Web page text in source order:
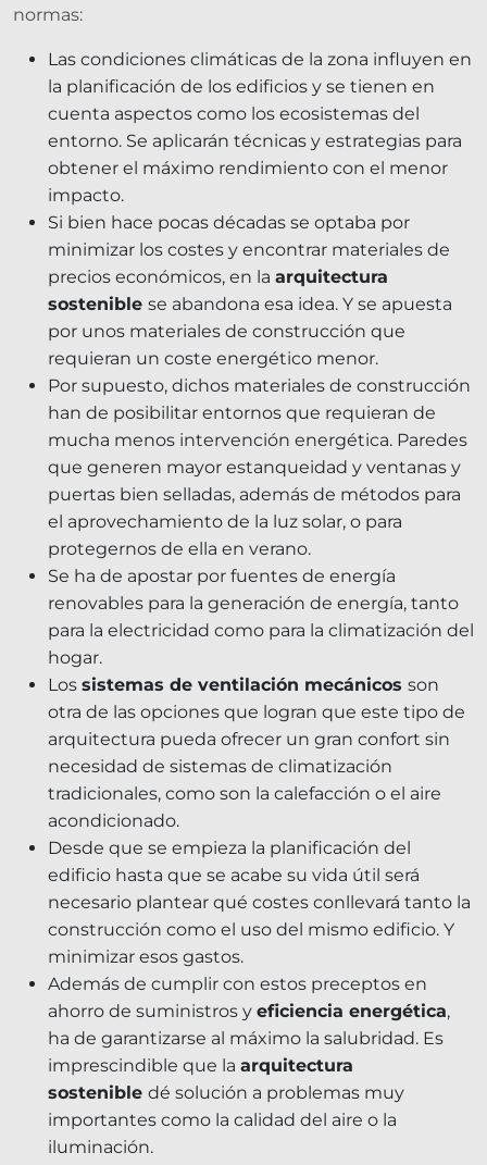
normas:
Las condiciones climáticas de la zona influyen en
la planificación de los edificios y se tienen en
cuenta aspectos como los ecosistemas del
entorno. Se aplicarán técnicas y estrategias para
obtener el máximo rendimiento con el menor
impacto.
Si bien hace pocas décadas se optaba por
minimizar los costes y encontrar materiales de
precios económicos, en la arquitectura
sostenible se abandona esa idea. Y se apuesta
por unos materiales de construcción que
requieran un coste energético menor.
Por supuesto, dichos materiales de construcción
han de posibilitar entornos que requieran de
mucha menos intervención energética. Paredes
que generen mayor estanqueidad y ventanas y
puertas bien selladas, además de métodos para
el aprovechamiento de la luz solar, o para
protegernos de ella en verano.
Se ha de apostar por fuentes de energía
renovables para la generación de energía, tanto
para la electricidad como para la climatización del
hogar.
Los sistemas de ventilación mecánicos son
otra de las opciones que logran que este tipo de
arquitectura pueda ofrecer un gran confort sin
necesidad de sistemas de climatización
tradicionales, como son la calefacción o el aire
acondicionado.
Desde que se empieza la planificación del
edificio hasta que se acabe su vida útil será
necesario plantear qué costes conllevará tanto la
construcción como el uso del mismo edificio. Y
minimizar esos gastos.
Además de cumplir con estos preceptos en
ahorro de suministros y eficiencia energética,
ha de garantizarse al máximo la salubridad. Es
imprescindible que la arquitectura
sostenible dé solución a problemas muy
importantes como la calidad del aire o la
iluminación.